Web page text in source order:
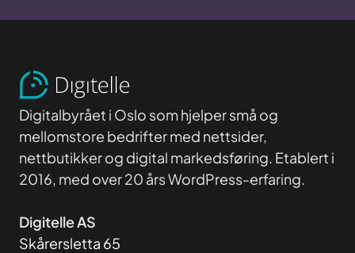
Digitalbyrået i Oslo som hjelper små og
mellomstore bedrifter med nettsider,
nettbutikker og digital markedsføring. Etablert i
2016, med over 20 års WordPress-erfaring.
Digitelle AS
Skårersletta 65